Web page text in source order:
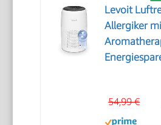
Levoit
Allergiker
54,99 €